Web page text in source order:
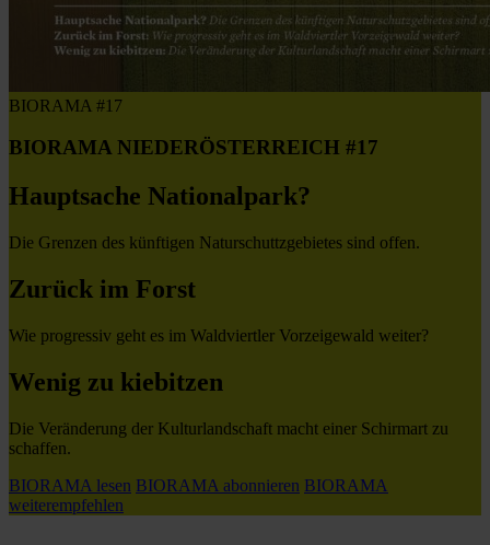
BIORAMA #17
BIORAMA NIEDERÖSTERREICH #17
Hauptsache Nationalpark?
Die Grenzen des künftigen Naturschuttzgebietes sind offen.
Zurück im Forst
Wie progressiv geht es im Waldviertler Vorzeigewald weiter?
Wenig zu kiebitzen
Die Veränderung der Kulturlandschaft macht einer Schirmart zu
schaffen.
BIORAMA lesen BIORAMA abonnieren BIORAMA
weiterempfehlen